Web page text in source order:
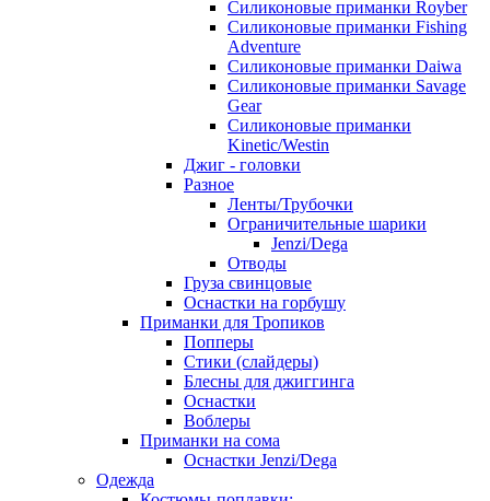
Силиконовые приманки Royber
Силиконовые приманки Fishing
Adventure
Силиконовые приманки Daiwa
Силиконовые приманки Savage
Gear
Силиконовые приманки
Kinetic/Westin
Джиг - головки
Разное
Ленты/Трубочки
Ограничительные шарики
Jenzi/Dega
Отводы
Груза свинцовые
Оснастки на горбушу
Приманки для Тропиков
Попперы
Стики (слайдеры)
Блесны для джиггинга
Оснастки
Воблеры
Приманки на сома
Оснастки Jenzi/Dega
Одежда